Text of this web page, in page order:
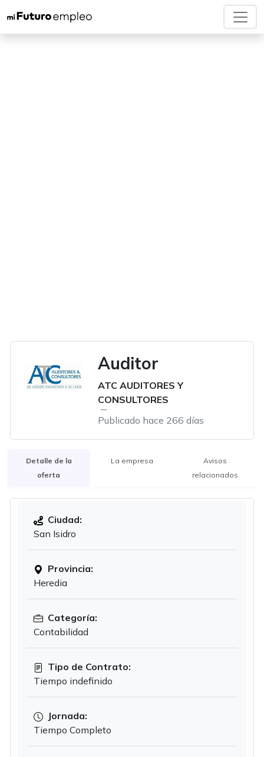
Auditor
ATC AUDITORES Y
CONSULTORES
Publicado hace 266 días
Detalle de la
oferta
La empresa
Avisos
relacionados
Ciudad:
San Isidro
Provincia:
Heredia
Categoría:
Contabilidad
Tipo de Contrato:
Tiempo indefinido
Jornada:
Tiempo Completo